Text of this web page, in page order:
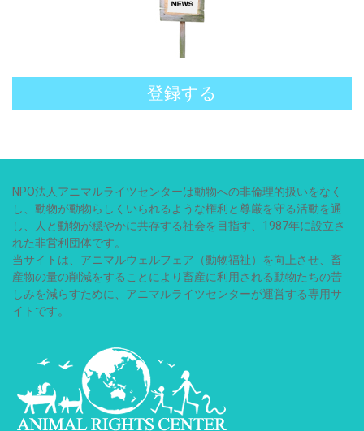
登録する
NPO法人アニマルライツセンターは動物への非倫理的扱いをなく
し、動物が動物らしくいられるような権利と尊厳を守る活動を通
し、人と動物が穏やかに共存する社会を目指す、1987年に設立さ
れた非営利団体です。
当サイトは、アニマルウェルフェア（動物福祉）を向上させ、畜
産物の量の削減をすることにより畜産に利用される動物たちの苦
しみを減らすために、アニマルライツセンターが運営する専用サ
イトです。